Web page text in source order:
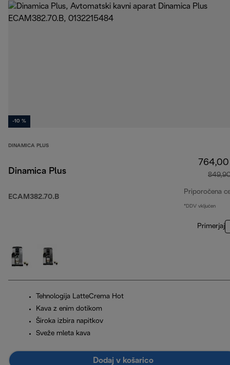
-10 %
DINAMICA PLUS
Dinamica Plus
ECAM382.70.B
Priporočena
*DDV vključen
Primerjaj
Tehnologija LatteCrema Hot
Kava z enim dotikom
Široka izbira napitkov
Sveže mleta kava
Dodaj v košarico